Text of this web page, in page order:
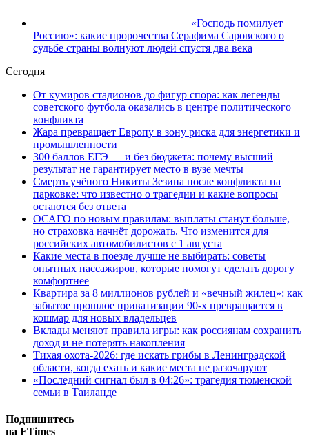
«Господь помилует
Россию»: какие пророчества Серафима Саровского о
судьбе страны волнуют людей спустя два века
Сегодня
От кумиров стадионов до фигур спора: как легенды
советского футбола оказались в центре политического
конфликта
Жара превращает Европу в зону риска для энергетики и
промышленности
300 баллов ЕГЭ — и без бюджета: почему высший
результат не гарантирует место в вузе мечты
Смерть учёного Никиты Зезина после конфликта на
парковке: что известно о трагедии и какие вопросы
остаются без ответа
ОСАГО по новым правилам: выплаты станут больше,
но страховка начнёт дорожать. Что изменится для
российских автомобилистов с 1 августа
Какие места в поезде лучше не выбирать: советы
опытных пассажиров, которые помогут сделать дорогу
комфортнее
Квартира за 8 миллионов рублей и «вечный жилец»: как
забытое прошлое приватизации 90-х превращается в
кошмар для новых владельцев
Вклады меняют правила игры: как россиянам сохранить
доход и не потерять накопления
Тихая охота-2026: где искать грибы в Ленинградской
области, когда ехать и какие места не разочаруют
«Последний сигнал был в 04:26»: трагедия тюменской
семьи в Таиланде
Подпишитесь
на FTimes